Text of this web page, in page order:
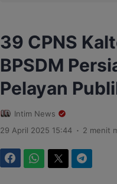
39 CPNS
BPSDM
Pelayan
Intim News
29 April 2025 15:44 . 2 menit